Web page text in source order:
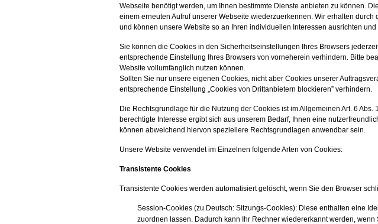
Webseite benötigt werden, um Ihnen bestimmte Dienste anbieten zu können.
einem erneuten Aufruf unserer Webseite wiederzuerkennen. Wir erhalten
und können unsere Website so an Ihren individuellen Interessen ausrichten
Sie können die Cookies in den Sicherheitseinstellungen Ihres Browsers
entsprechende Einstellung Ihres Browsers von vorneherein verhindern. Bitte
Website vollumfänglich nutzen können.
Sollten Sie nur unsere eigenen Cookies, nicht aber Cookies unserer
entsprechende Einstellung „Cookies von Drittanbietern blockieren” verhindern.
Die Rechtsgrundlage für die Nutzung der Cookies ist im Allgemeinen Art. 6
berechtigte Interesse ergibt sich aus unserem Bedarf, Ihnen eine
können abweichend hiervon speziellere Rechtsgrundlagen anwendbar sein.
Unsere Website verwendet im Einzelnen folgende Arten von Cookies:
Transistente Cookies
Transistente Cookies werden automatisiert gelöscht, wenn Sie den Browser
Session-Cookies (zu Deutsch: Sitzungs-Cookies): Diese enthalten eine
zuordnen lassen. Dadurch kann Ihr Rechner wiedererkannt werden,